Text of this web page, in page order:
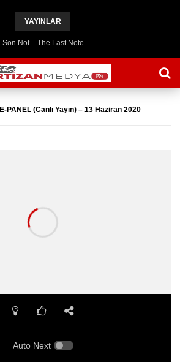
YAYINLAR
Son Not – The Last Note
E-PANEL (Canlı Yayın) – 13 Haziran 2020
Auto Next